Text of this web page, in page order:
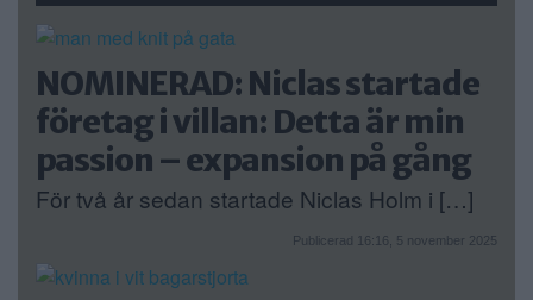
NOMINERAD: Niclas startade
företag i villan: Detta är min
passion – expansion på gång
För två år sedan startade Niclas Holm i […]
Publicerad 16:16, 5 november 2025